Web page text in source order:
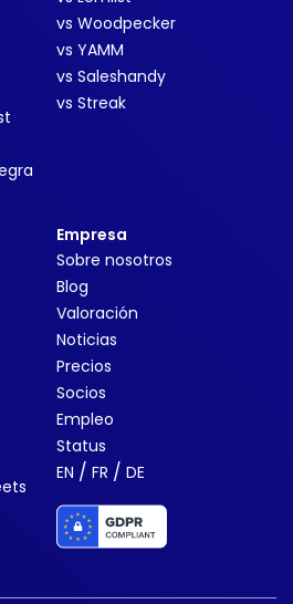
vs Woodpecker
vs YAMM
vs Saleshandy
vs Streak
Empresa
Sobre nosotros
Blog
Valoración
Noticias
Precios
Socios
Empleo
Status
EN / FR / DE